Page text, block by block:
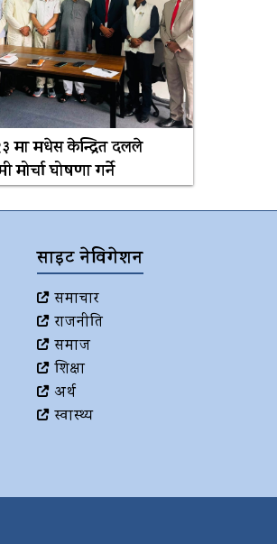
मा मधेस केन्द्रित दलले
मोर्चा घोषणा गर्ने
साइट नेविगेशन
समाचार
राजनीति
समाज
शिक्षा
अर्थ
स्वास्थ्य